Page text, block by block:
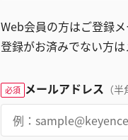
Web会員の方はご登録
登録がお済みでない方
必須 メールアドレス （